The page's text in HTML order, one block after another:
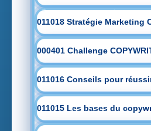
011018 Stratégie Marketing
000401 Challenge
011016 Conseils pour
011015 Les bases du